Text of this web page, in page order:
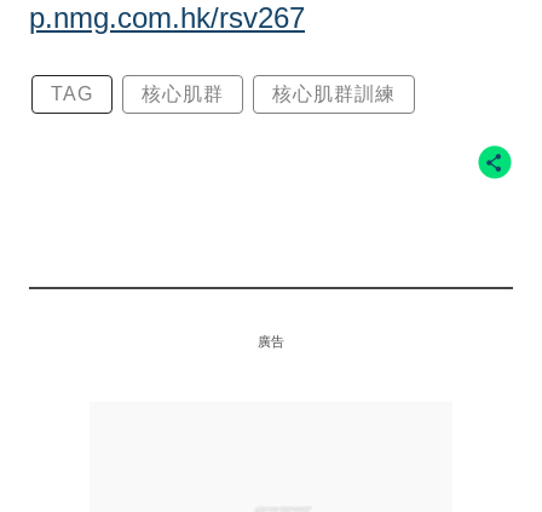
p.nmg.com.hk/rsv267
TAG 核心肌群 核心肌群訓練
廣告